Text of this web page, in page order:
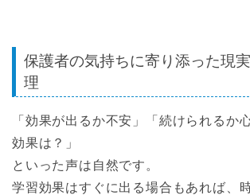
保護者の気持ちに寄り添った現
理
「効果が出るか不安」「続けられるか
効果は？」
といった声は自然です。
学習効果はすぐに出る場合もあれば、